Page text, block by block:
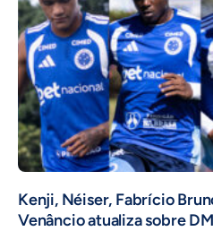
Kenji, Néiser, Fabrício
Venâncio atualiza sobre